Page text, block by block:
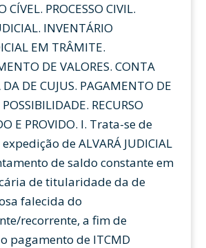
CÍVEL. PROCESSO CIVIL.
INVENTÁRIO
EM TRÂMITE.
DE VALORES. CONTA
DE CUJUS. PAGAMENTO DE
RECURSO
E PROVIDO. I. Trata-se de
de ALVARÁ JUDICIAL
de saldo constante em
de titularidade da de
falecida do
recorrente, a fim de
pagamento de ITCMD